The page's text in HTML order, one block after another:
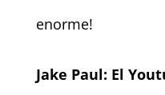
enorme!
Jake Paul: El